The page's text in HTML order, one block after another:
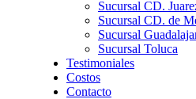
Sucursal CD.
Sucursal CD. de
Sucursal
Sucursal Toluca
Testimoniales
Costos
Contacto